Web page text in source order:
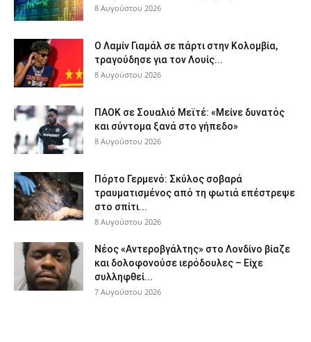
8 Αυγούστου 2026
Ο Λαμίν Γιαμάλ σε πάρτι στην Κολομβία,
τραγούδησε για τον Λουίς...
8 Αυγούστου 2026
ΠΑΟΚ σε Σουαλιό Μεϊτέ: «Μείνε δυνατός
και σύντομα ξανά στο γήπεδο»
8 Αυγούστου 2026
Πόρτο Γερμενό: Σκύλος σοβαρά
τραυματισμένος από τη φωτιά επέστρεψε
στο σπίτι...
8 Αυγούστου 2026
Νέος «Αντεροβγάλτης» στο Λονδίνο βίαζε
και δολοφονούσε ιερόδουλες – Είχε
συλληφθεί...
7 Αυγούστου 2026